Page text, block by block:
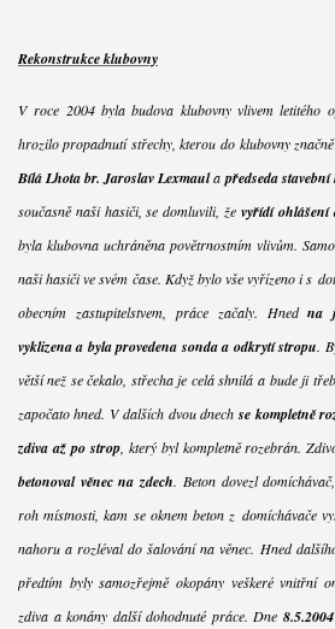
Rekonstrukce klubovny
V roce 2004 byla budova klubovny vlivem letitého
hrozilo propadnutí střechy, kterou do klubovny
Bílá Lhota br. Jaroslav Lexmaula předseda
současně naši hasiči, se domluvili, že vyřídí ohlášení
byla klubovna uchráněna povětrnostním vlivům.
naši hasiči ve svém čase. Když bylo vše vyřízeno i s
obecním zastupitelstvem, práce začaly. Hnedna
vyklizena a byla provedena sonda a odkrytí stropu.
větší než se čekalo, střecha je celá shnilá a bude ji
započato hned. V dalších dvou dnech se kompletně
zdiva až po strop, který byl kompletně rozebrán.
betonoval věnec na zdech. Beton dovezl
roh místnosti, kam se oknem beton z domíchávače
nahoru a rozléval do šalování na věnec. Hned
předtím byly samozřejmě okopány veškeré vnitřní
zdiva a konány další dohodnuté práce. Dne